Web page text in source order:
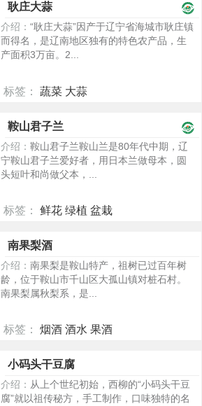
耿庄大蒜
介绍： “耿庄大蒜”因产于辽宁省海城市耿庄镇
而得名，是辽南地区独有的特色农产品，生
产面积3万亩。2...
标签： 蔬菜 大蒜
鞍山君子兰
介绍： 鞍山君子兰鞍山兰是80年代中期，辽
宁鞍山君子兰爱好者，用日本兰做母本，圆
头短叶和尚做父本，...
标签： 鲜花 绿植 盆栽
南果梨酒
介绍： 南果梨是鞍山特产，祖树已过百年树
龄，位于鞍山市千山区大孤山镇对桩石村。
南果梨属秋梨系，是...
标签： 烟酒 酒水 果酒
小码头干豆腐
介绍： 从上个世纪初始，西柳的“小码头干豆
腐”就以祖传秘方，手工制作，口味独特的名